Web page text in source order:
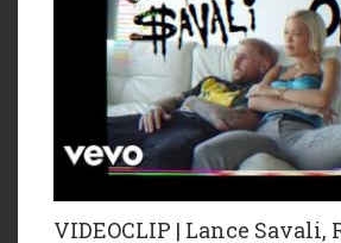
VIDEOCLIP | Lance Savali,